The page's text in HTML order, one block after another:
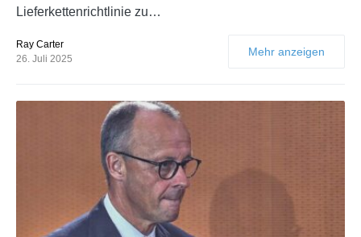
Lieferkettenrichtlinie zu…
Ray Carter
26. Juli 2025
Mehr anzeigen